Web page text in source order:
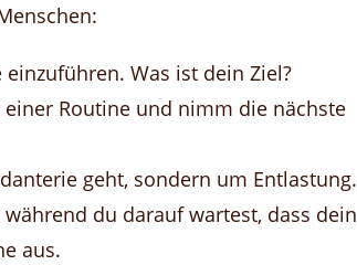
Was ist dein Ziel?
Routine und nimm die nächste
geht, sondern um Entlastung.
du darauf wartest, dass dein
aus.